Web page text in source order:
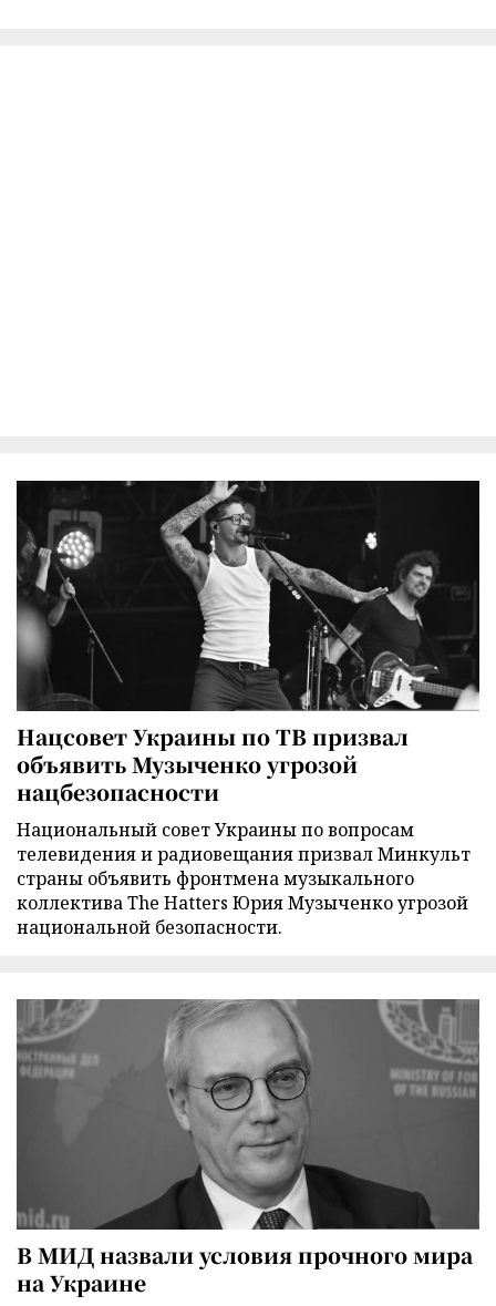
Нацсовет Украины по ТВ призвал
объявить Музыченко угрозой
нацбезопасности
Национальный совет Украины по вопросам
телевидения и радиовещания призвал Минкульт
страны объявить фронтмена музыкального
коллектива The Hatters Юрия Музыченко угрозой
национальной безопасности.
В МИД назвали условия прочного мира
на Украине